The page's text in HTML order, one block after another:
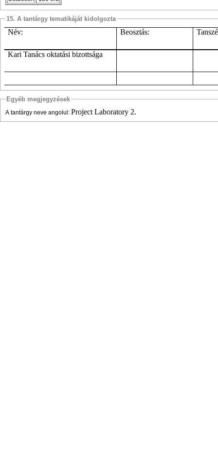
15. A tantárgy tematikáját kidolgozta
Név: Beosztás:
Kari Tanács oktatási bizottsága
Egyéb megjegyzések
A tantárgy neve angolul: Project Laboratory 2.